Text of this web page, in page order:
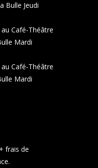
Bulle Jeudi
Café-Théâtre
Mardi
Café-Théâtre
Mardi
frais de